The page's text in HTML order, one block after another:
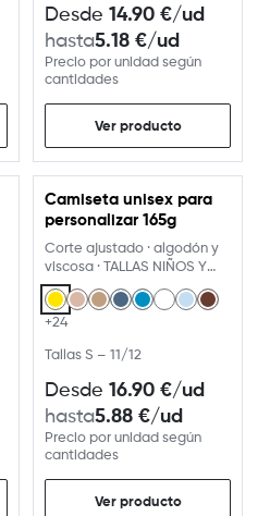
Desde 14.90 €/ud
hasta5.18 €/ud
Precio por unidad según
cantidades
Ver producto
USA EL PERSONALIZADOR
Camiseta unisex para
personalizar 165g
Corte ajustado · algodón y
viscosa · TALLAS NIÑOS Y
ADULTO · camiseta
+24
Tallas S – 11/12
Desde 16.90 €/ud
hasta5.88 €/ud
Precio por unidad según
cantidades
Ver producto